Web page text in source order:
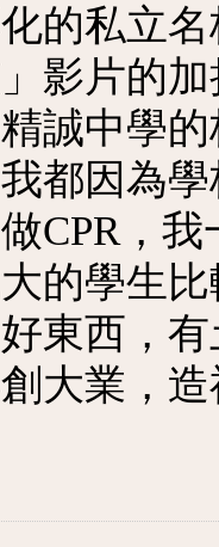
的私立
影片的
誠中學
都因為
CPR，
的學生
好東西，
大業，